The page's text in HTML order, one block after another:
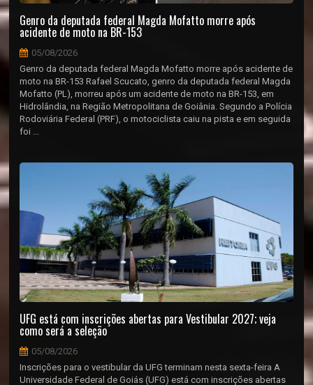
Genro da deputada federal Magda Mofatto morre após
acidente de moto na BR-153
05/08/2026
Genro da deputada federal Magda Mofatto morre após acidente de
moto na BR-153 Rafael Scucato, genro da deputada federal Magda
Mofatto (PL), morreu após um acidente de moto na BR-153, em
Hidrolândia, na Região Metropolitana de Goiânia. Segundo a Polícia
Rodoviária Federal (PRF), o motociclista caiu na pista e em seguida
foi ...
UFG está com inscrições abertas para Vestibular 2027; veja
como será a seleção
05/08/2026
Inscrições para o vestibular da UFG terminam nesta sexta-feira A
Universidade Federal de Goiás (UFG) está com inscrições abertas